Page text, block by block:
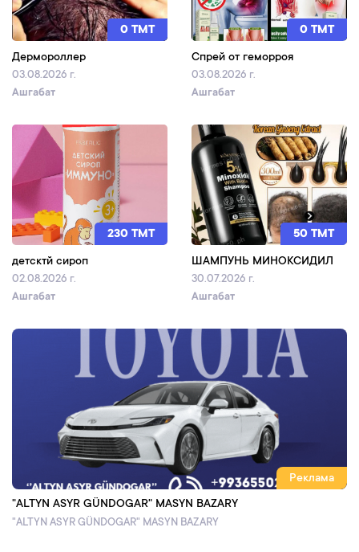
0 TMT
Дермороллер
03.08.2026 г.
Ашгабат
0 TMT
Спрей от геморроя
03.08.2026 г.
Ашгабат
230 TMT
детсктй сироп
02.08.2026 г.
Ашгабат
50 TMT
ШАМПУНЬ МИНОКСИДИЛ
30.07.2026 г.
Ашгабат
Реклама
"ALTYN ASYR GÜNDOGAR" MASYN BAZARY
"ALTYN ASYR GÜNDOGAR" MASYN BAZARY